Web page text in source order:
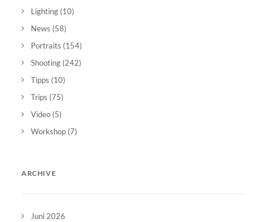
Lighting (10)
News (58)
Portraits (154)
Shooting (242)
Tipps (10)
Trips (75)
Video (5)
Workshop (7)
ARCHIVE
Juni 2026